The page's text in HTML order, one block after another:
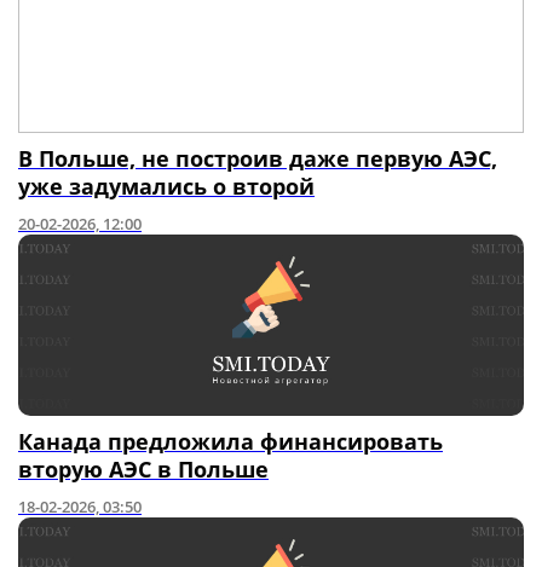
В Польше, не построив даже первую АЭС,
уже задумались о второй
20-02-2026, 12:00
Канада предложила финансировать
вторую АЭС в Польше
18-02-2026, 03:50